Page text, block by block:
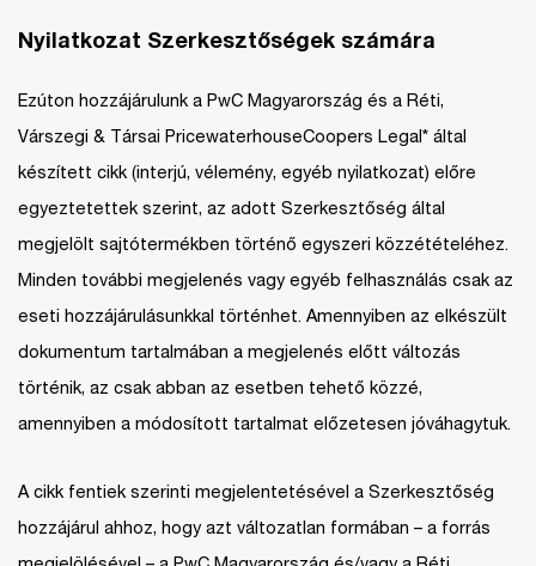
Nyilatkozat Szerkesztőségek számára
Ezúton hozzájárulunk a PwC Magyarország és a Réti,
Várszegi & Társai PricewaterhouseCoopers Legal* által
készített cikk (interjú, vélemény, egyéb nyilatkozat) előre
egyeztetettek szerint, az adott Szerkesztőség által
megjelölt sajtótermékben történő egyszeri közzétételéhez.
Minden további megjelenés vagy egyéb felhasználás csak az
eseti hozzájárulásunkkal történhet. Amennyiben az elkészült
dokumentum tartalmában a megjelenés előtt változás
történik, az csak abban az esetben tehető közzé,
amennyiben a módosított tartalmat előzetesen jóváhagytuk.
A cikk fentiek szerinti megjelentetésével a Szerkesztőség
hozzájárul ahhoz, hogy azt változatlan formában – a forrás